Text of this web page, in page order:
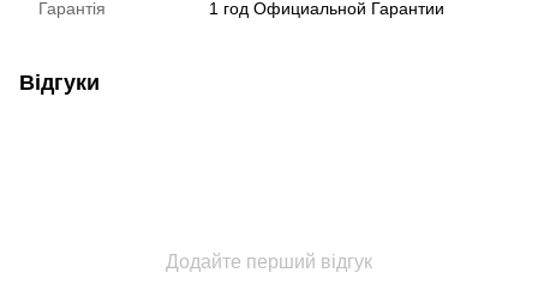
Гарантія 1 год Официальной Гарантии
Відгуки
Додайте перший відгук